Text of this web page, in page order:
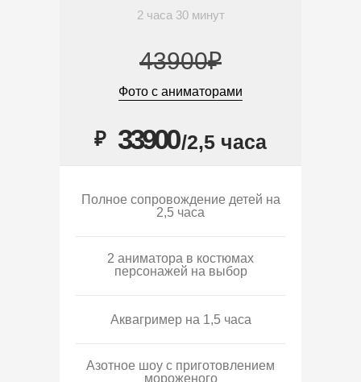
2 часа 30 минут
43900₽
Фото с аниматорами
₽ 33900/2,5 часа
Полное сопровождение детей на
2,5 часа
2 аниматора в костюмах
персонажей на выбор
Аквагример на 1,5 часа
Азотное шоу с приготовлением
мороженого